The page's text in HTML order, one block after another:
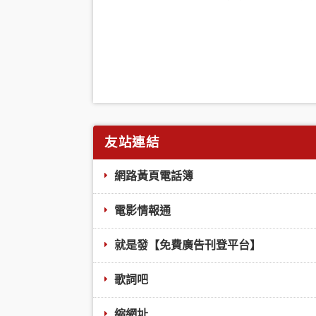
友站連結
網路黃頁電話簿
電影情報通
就是發【免費廣告刊登平台】
歌詞吧